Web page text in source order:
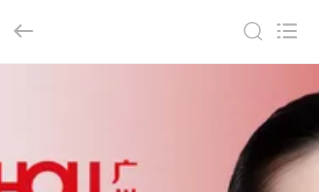
PRODUITS
Equipment
Co,Ltd..
Reserved.